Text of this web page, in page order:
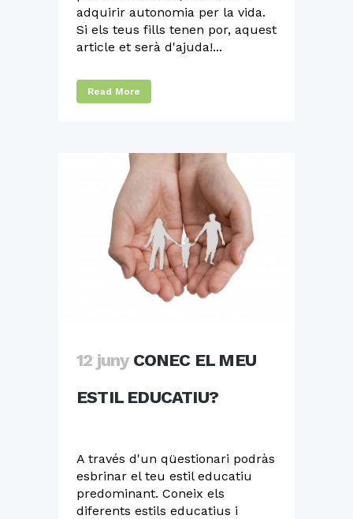
adquirir autonomia per la vida.
Si els teus fills tenen por, aquest
article et serà d'ajuda!...
Read More
12 juny CONEC EL MEU
ESTIL EDUCATIU?
A través d'un qüestionari podràs
esbrinar el teu estil educatiu
predominant. Coneix els
diferents estils educatius i